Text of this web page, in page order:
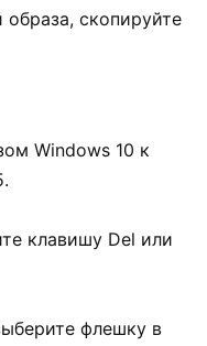
образа, скопируйте
Windows 10 к
клавишу Del или
флешку в